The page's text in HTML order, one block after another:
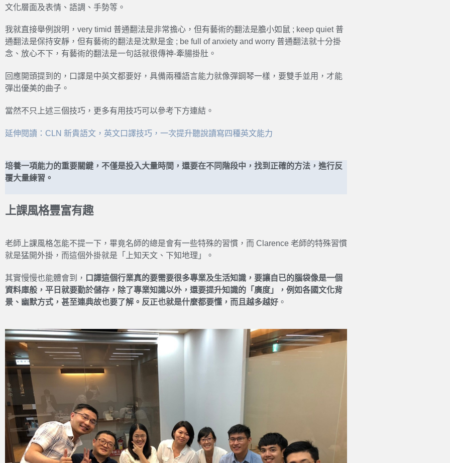
文化層面及表情、語調、手勢等。
我就直接舉例說明，very timid 普通翻法是非常擔心，但有藝術的翻法是膽小如鼠 ; keep quiet 普
通翻法是保持安靜，但有藝術的翻法是沈默是金 ; be full of anxiety and worry 普通翻法就十分掛
念、放心不下，有藝術的翻法是一句話就很傳神-牽腸掛肚。
回應開頭提到的，口譯是中英文都要好，具備兩種語言能力就像彈鋼琴一樣，要雙手並用，才能
彈出優美的曲子。
當然不只上述三個技巧，更多有用技巧可以參考下方連結。
延伸閱讀：CLN 新貴語文，英文口譯技巧，一次提升聽說讀寫四種英文能力
培養一項能力的重要關鍵，不僅是投入大量時間，還要在不同階段中，找到正確的方法，進行反
覆大量練習。
上課風格豐富有趣
老師上課風格怎能不提一下，畢竟名師的總是會有一些特殊的習慣，而 Clarence 老師的特殊習慣
就是猛開外掛，而這個外掛就是「上知天文、下知地理」。
其實慢慢也能體會到， 口譯這個行業真的要需要很多專業及生活知識，要讓自已的腦袋像是一個
資料庫般，平日就要勤於儲存，除了專業知識以外，還要提升知識的「廣度」，例如各國文化背
景、幽默方式，甚至連典故也要了解。反正也就是什麼都要懂，而且越多越好 。